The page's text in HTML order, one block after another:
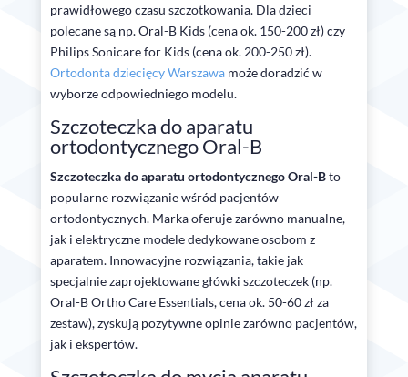
prawidłowego czasu szczotkowania. Dla dzieci
polecane są np. Oral-B Kids (cena ok. 150-200 zł) czy
Philips Sonicare for Kids (cena ok. 200-250 zł).
Ortodonta dziecięcy Warszawamoże doradzić w
wyborze odpowiedniego modelu.
Szczoteczka do aparatu
ortodontycznego Oral-B
Szczoteczka do aparatu ortodontycznego Oral-Bto
popularne rozwiązanie wśród pacjentów
ortodontycznych. Marka oferuje zarówno manualne,
jak i elektryczne modele dedykowane osobom z
aparatem. Innowacyjne rozwiązania, takie jak
specjalnie zaprojektowane główki szczoteczek (np.
Oral-B Ortho Care Essentials, cena ok. 50-60 zł za
zestaw), zyskują pozytywne opinie zarówno pacjentów,
jak i ekspertów.